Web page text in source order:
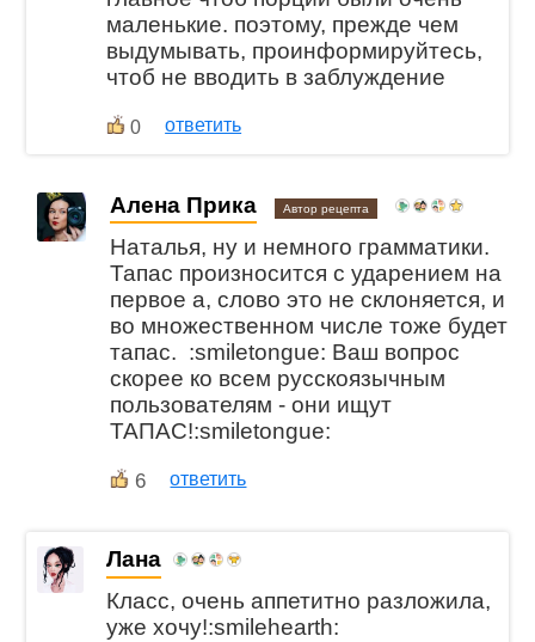
маленькие. поэтому, прежде чем
выдумывать, проинформируйтесь,
чтоб не вводить в заблуждение
0 ответить
Алена Прика Автор рецепта
Наталья, ну и немного грамматики.
Тапас произносится с ударением на
первое а, слово это не склоняется, и
во множественном числе тоже будет
тапас. :smiletongue: Ваш вопрос
скорее ко всем русскоязычным
пользователям - они ищут
ТАПАС!:smiletongue:
6 ответить
Лана
Класс, очень аппетитно разложила,
уже хочу!:smilehearth: